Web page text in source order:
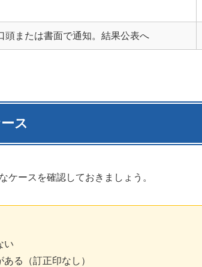
頭または書面で通知。結果公表へ
ス
ケースを確認しておきましょう。
い
る（訂正印なし）